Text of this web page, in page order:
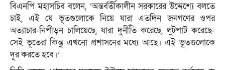
বিএনপি মহাসচিব বলেন, ‘অন্তর্বর্তীকালীন সরকারের উদ্দেশ্যে বলতে
চাই, এই যে ভূতগুলোকে নিয়ে যারা এতদিন জনগণের ওপর
অত্যাচার-নিপীড়ন চালিয়েছে, যারা দুর্নীতি করেছে, লুটপাট করেছে-
সেই ভূতেরা কিন্তু এখনো প্রশাসনের মধ্যে আছে। এই ভূতগুলোকে
দূর করতে হবে।’